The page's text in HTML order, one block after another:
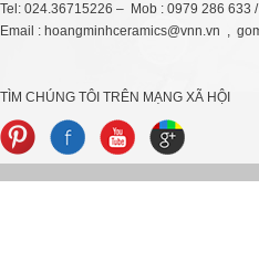
Tel: 024.36715226 – Mob : 0979 286 633
Email : hoangminhceramics@vnn.vn ,
TÌM CHÚNG TÔI TRÊN MẠNG XÃ HỘI